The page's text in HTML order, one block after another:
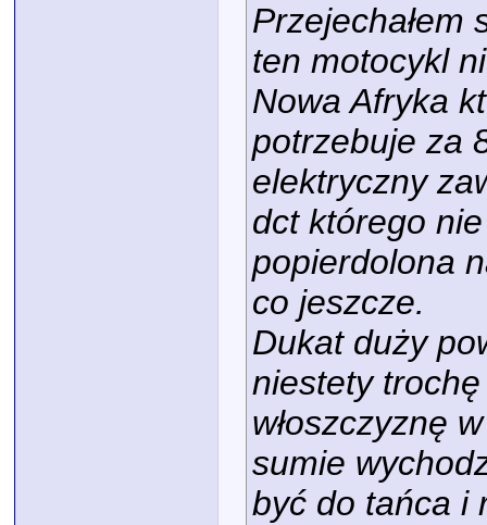
Przejechałem
ten motocykl
Nowa Afryka
potrzebuje za
elektryczny
dct którego
popierdolona
co jeszcze.
Dukat duży
niestety
włoszczyznę
sumie
być do tańca i